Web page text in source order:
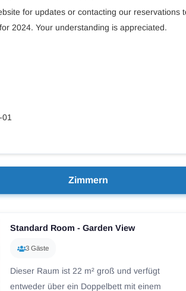
for updates or contacting our reservations
2024. Your understanding is appreciated.
Zimmern
Standard Room - Garden View
3 Gäste
Dieser Raum ist 22 m² groß und verfügt
entweder über ein Doppelbett mit einem